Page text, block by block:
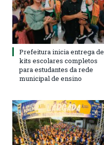
Prefeitura inicia entrega de
kits escolares completos
para estudantes da rede
municipal de ensino